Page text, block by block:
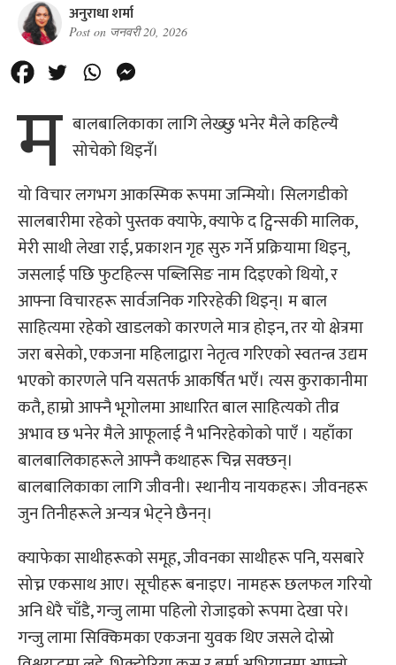
अनुराधा शर्मा
Post on जनवरी 20, 2026
म बालबालिकाका लागि लेख्छु भनेर मैले कहिल्यै
सोचेको थिइनँ।
यो विचार लगभग आकस्मिक रूपमा जन्मियो। सिलगडीको
सालबारीमा रहेको पुस्तक क्याफे, क्याफे द ट्विन्सकी मालिक,
मेरी साथी लेखा राई, प्रकाशन गृह सुरु गर्ने प्रक्रियामा थिइन्,
जसलाई पछि फुटहिल्स पब्लिसिङ नाम दिइएको थियो, र
आफ्ना विचारहरू सार्वजनिक गरिरहेकी थिइन्। म बाल
साहित्यमा रहेको खाडलको कारणले मात्र होइन, तर यो क्षेत्रमा
जरा बसेको, एकजना महिलाद्वारा नेतृत्व गरिएको स्वतन्त्र उद्यम
भएको कारणले पनि यसतर्फ आकर्षित भएँ। त्यस कुराकानीमा
कतै, हाम्रो आफ्नै भूगोलमा आधारित बाल साहित्यको तीव्र
अभाव छ भनेर मैले आफूलाई नै भनिरहेकोको पाएँ । यहाँका
बालबालिकाहरूले आफ्नै कथाहरू चिन्न सक्छन्।
बालबालिकाका लागि जीवनी। स्थानीय नायकहरू। जीवनहरू
जुन तिनीहरूले अन्यत्र भेट्ने छैनन्।
क्याफेका साथीहरूको समूह, जीवनका साथीहरू पनि, यसबारे
सोच्न एकसाथ आए। सूचीहरू बनाइए। नामहरू छलफल गरियो
अनि धेरै चाँडै, गन्जु लामा पहिलो रोजाइको रूपमा देखा परे।
गन्जु लामा सिक्किमका एकजना युवक थिए जसले दोस्रो